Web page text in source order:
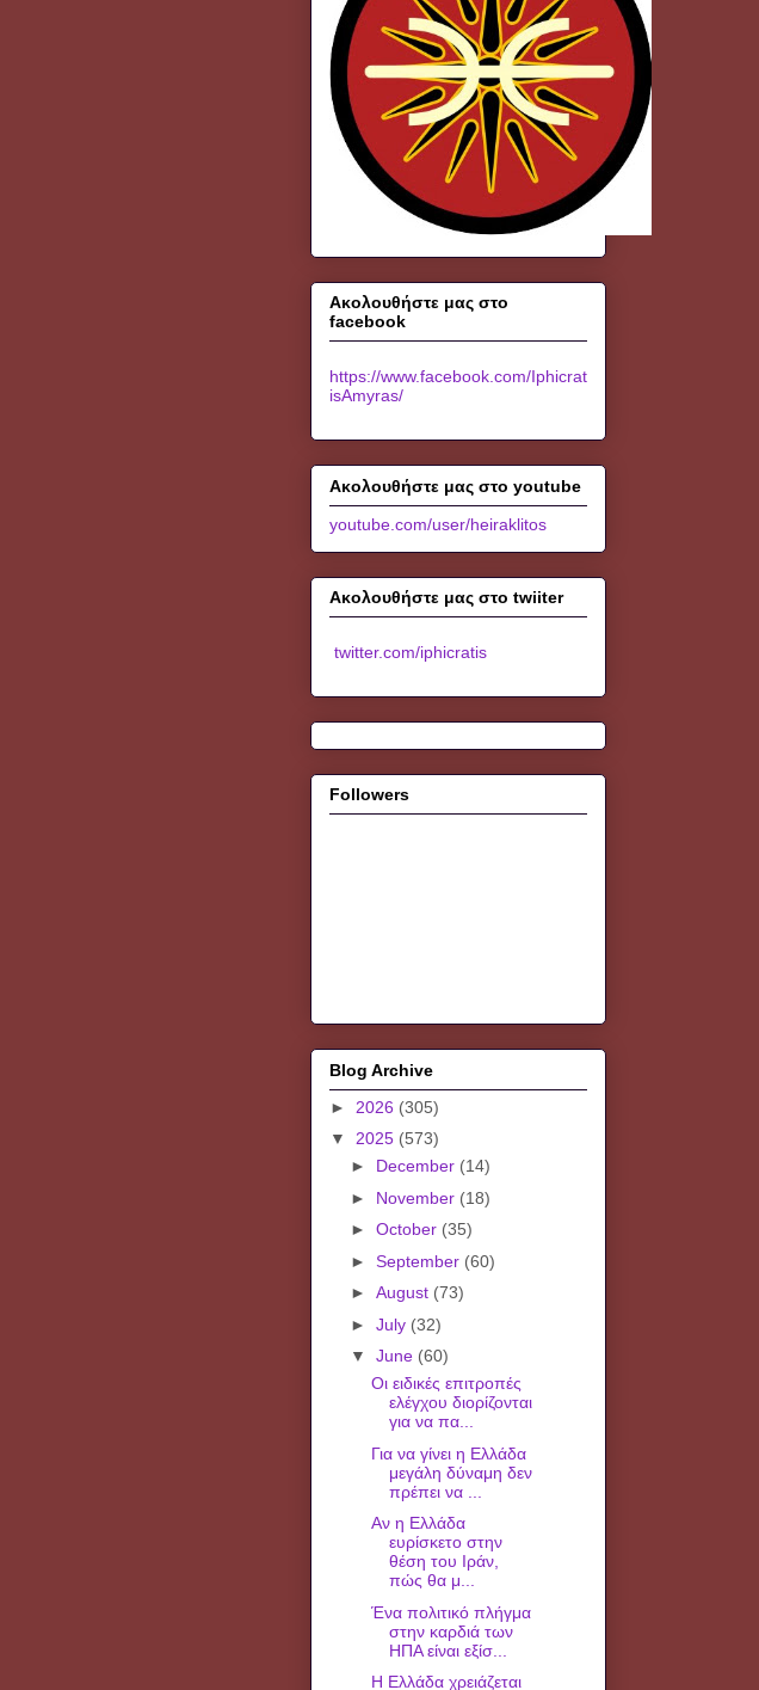
Ακολουθήστε μας στο
facebook
https://www.facebook.com/Iphicrat
isAmyras/
Ακολουθήστε μας στο youtube
youtube.com/user/heiraklitos
Ακολουθήστε μας στο twiiter
twitter.com/iphicratis
Followers
Blog Archive
► 2026 (305)
▼ 2025 (573)
► December (14)
► November (18)
► October (35)
► September (60)
► August (73)
► July (32)
▼ June (60)
Οι ειδικές επιτροπές
ελέγχου διορίζονται
για να πα...
Για να γίνει η Ελλάδα
μεγάλη δύναμη δεν
πρέπει να ...
Aν η Ελλάδα
ευρίσκετο στην
θέση του Ιράν,
πώς θα μ...
Ένα πολιτικό πλήγμα
στην καρδιά των
ΗΠΑ είναι εξίσ...
H Ελλάδα χρειάζεται